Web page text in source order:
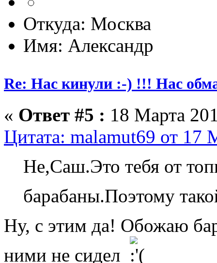
Откуда: Москва
Имя: Александр
Re: Нас кинули :-) !!! Нас
« Ответ #5 : 18 Марта
Цитата: malamut69 от 17
Не,Саш.Это тебя от
барабаны.Поэтому
Ну, с этим да! Обожаю
ними не сидел